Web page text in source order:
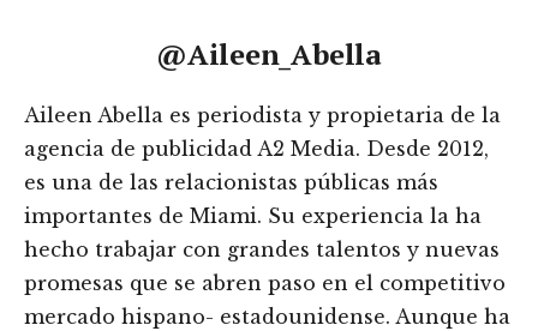
@Aileen_Abella
Aileen Abella es periodista y propietaria de la
agencia de publicidad A2 Media. Desde 2012,
es una de las relacionistas públicas más
importantes de Miami. Su experiencia la ha
hecho trabajar con grandes talentos y nuevas
promesas que se abren paso en el competitivo
mercado hispano- estadounidense. Aunque ha